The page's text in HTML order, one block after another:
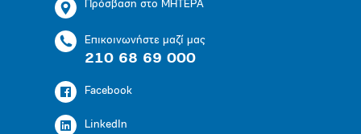
Πρόσβαση στο ΜΗΤΕΡΑ
Επικοινωνήστε μαζί μας
210 68 69 000
Facebook
LinkedIn